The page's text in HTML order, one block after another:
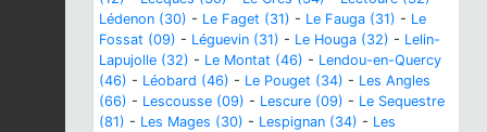
Lédenon (30) - Le Faget (31) - Le Fauga (31) - Le
Fossat (09) - Léguevin (31) - Le Houga (32) - Lelin-
Lapujolle (32) - Le Montat (46) - Lendou-en-Quercy
(46) - Léobard (46) - Le Pouget (34) - Les Angles
(66) - Lescousse (09) - Lescure (09) - Le Sequestre
(81) - Les Mages (30) - Lespignan (34) - Les